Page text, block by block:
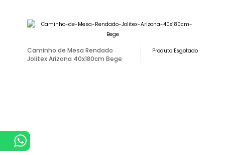
Caminho de Mesa Rendado
Jolitex Arizona 40x180cm Bege
Produto Esgotado